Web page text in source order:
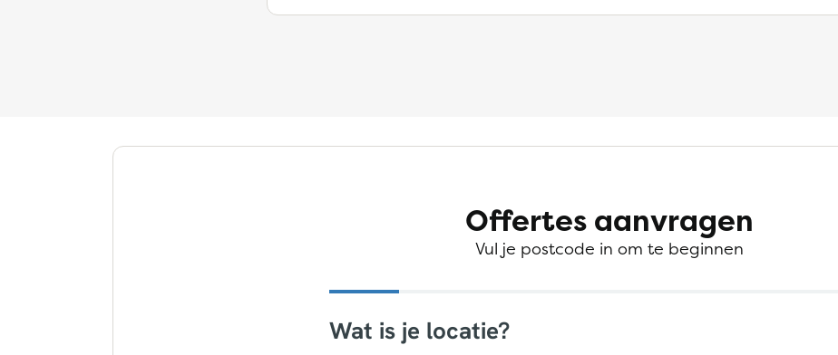
Offertes aanvragen
Vul je postcode in om te beginnen